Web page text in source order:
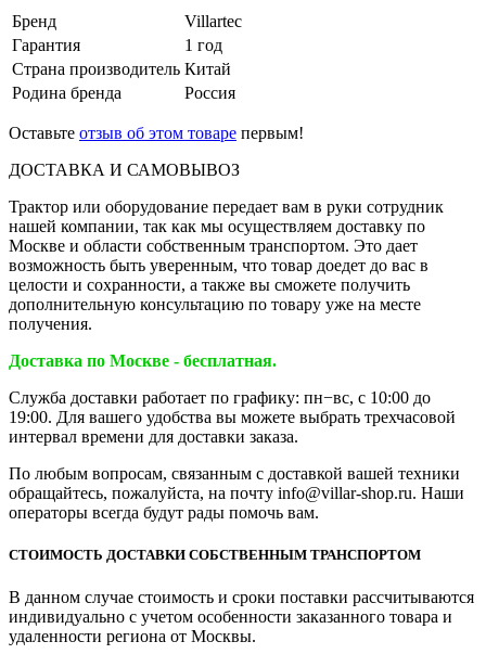
Бренд
Villartec
Гарантия
1 год
Страна производитель Китай
Родина бренда
Россия
Оставьте отзыв об этом товаре первым!
ДОСТАВКА И САМОВЫВОЗ
Трактор или оборудование передает вам в руки сотрудник
нашей компании, так как мы осуществляем доставку по
Москве и области собственным транспортом. Это дает
возможность быть уверенным, что товар доедет до вас в
целости и сохранности, а также вы сможете получить
дополнительную консультацию по товару уже на месте
получения.
Доставка по Москве - бесплатная.
Служба доставки работает по графику: пн−вс, с 10:00 до
19:00. Для вашего удобства вы можете выбрать трехчасовой
интервал времени для доставки заказа.
По любым вопросам, связанным с доставкой вашей техники
обращайтесь, пожалуйста, на почту info@villar-shop.ru. Наши
операторы всегда будут рады помочь вам.
СТОИМОСТЬ ДОСТАВКИ СОБСТВЕННЫМ ТРАНСПОРТОМ
В данном случае стоимость и сроки поставки рассчитываются
индивидуально с учетом особенности заказанного товара и
удаленности региона от Москвы.